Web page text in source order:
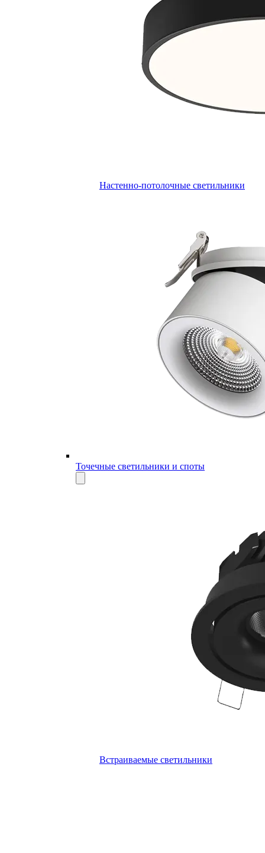
Настенно-потолочные светильники
Точечные светильники и споты
Встраиваемые светильники